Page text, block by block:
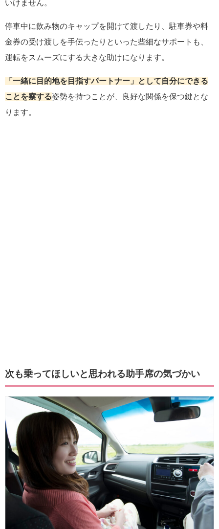
いけません。
停車中に飲み物のキャップを開けて渡したり、駐車券や料
金券の受け渡しを手伝ったりといった些細なサポートも、
運転をスムーズにする大きな助けになります。
「一緒に目的地を目指すパートナー」として自分にできる
ことを察する姿勢を持つことが、良好な関係を保つ鍵とな
ります。
次も乗ってほしいと思われる助手席の気づかい